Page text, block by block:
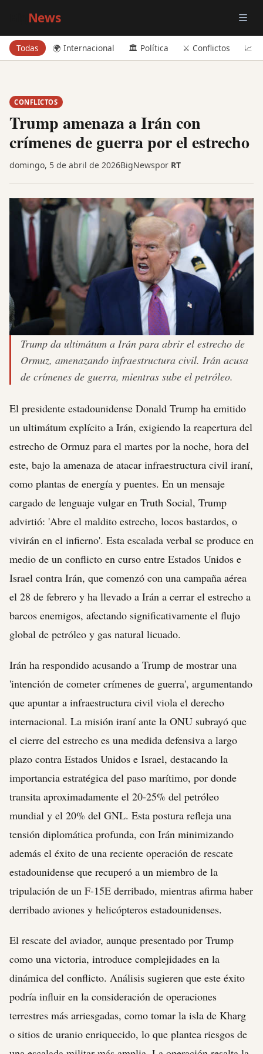
News
Todas 🌍 Internacional 🏛️ Política ⚔️ Conflictos 📈
CONFLICTOS
Trump amenaza a Irán con
crímenes de guerra por el estrecho
domingo, 5 de abril de 2026BigNewspor RT
Trump da ultimátum a Irán para abrir el estrecho de
Ormuz, amenazando infraestructura civil. Irán acusa
de crímenes de guerra, mientras sube el petróleo.
El presidente estadounidense Donald Trump ha emitido
un ultimátum explícito a Irán, exigiendo la reapertura del
estrecho de Ormuz para el martes por la noche, hora del
este, bajo la amenaza de atacar infraestructura civil iraní,
como plantas de energía y puentes. En un mensaje
cargado de lenguaje vulgar en Truth Social, Trump
advirtió: 'Abre el maldito estrecho, locos bastardos, o
vivirán en el infierno'. Esta escalada verbal se produce en
medio de un conflicto en curso entre Estados Unidos e
Israel contra Irán, que comenzó con una campaña aérea
el 28 de febrero y ha llevado a Irán a cerrar el estrecho a
barcos enemigos, afectando significativamente el flujo
global de petróleo y gas natural licuado.
Irán ha respondido acusando a Trump de mostrar una
'intención de cometer crímenes de guerra', argumentando
que apuntar a infraestructura civil viola el derecho
internacional. La misión iraní ante la ONU subrayó que
el cierre del estrecho es una medida defensiva a largo
plazo contra Estados Unidos e Israel, destacando la
importancia estratégica del paso marítimo, por donde
transita aproximadamente el 20-25% del petróleo
mundial y el 20% del GNL. Esta postura refleja una
tensión diplomática profunda, con Irán minimizando
además el éxito de una reciente operación de rescate
estadounidense que recuperó a un miembro de la
tripulación de un F-15E derribado, mientras afirma haber
derribado aviones y helicópteros estadounidenses.
El rescate del aviador, aunque presentado por Trump
como una victoria, introduce complejidades en la
dinámica del conflicto. Análisis sugieren que este éxito
podría influir en la consideración de operaciones
terrestres más arriesgadas, como tomar la isla de Kharg
o sitios de uranio enriquecido, lo que plantea riesgos de